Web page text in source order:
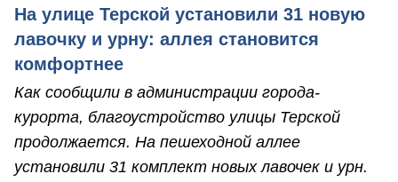
На улице Терской установили 31 новую
лавочку и урну: аллея становится
комфортнее
Как сообщили в администрации города-
курорта, благоустройство улицы Терской
продолжается. На пешеходной аллее
установили 31 комплект новых лавочек и урн.